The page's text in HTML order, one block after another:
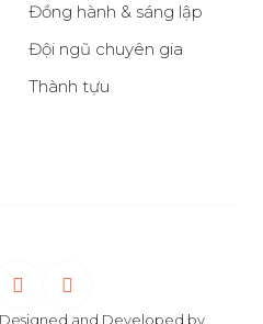
Đồng hành & sáng lập
Đội ngũ chuyên gia
Thành tựu
Designed and Developed by